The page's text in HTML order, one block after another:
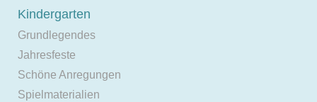
Kindergarten
Grundlegendes
Jahresfeste
Schöne Anregungen
Spielmaterialien